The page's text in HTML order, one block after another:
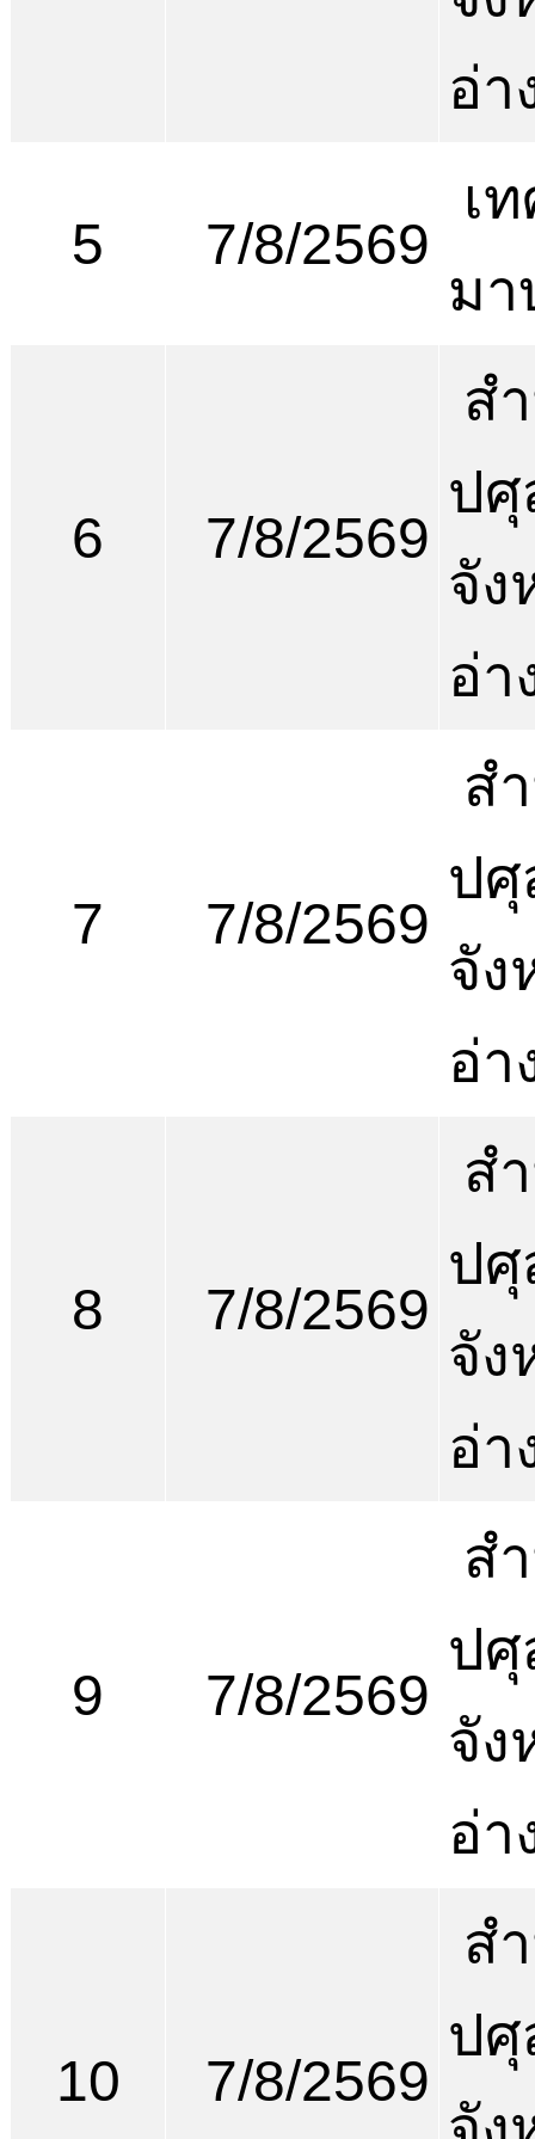
อ่า
5 7/8/2569
เ
ม
6 7/8/2569
ส
ปศุ
จัง
อ่า
7 7/8/2569
ส
ปศุ
จัง
อ่า
8 7/8/2569
ส
ปศุ
จัง
อ่า
9 7/8/2569
ส
ปศุ
จัง
อ่า
10 7/8/2569
ส
ปศุ